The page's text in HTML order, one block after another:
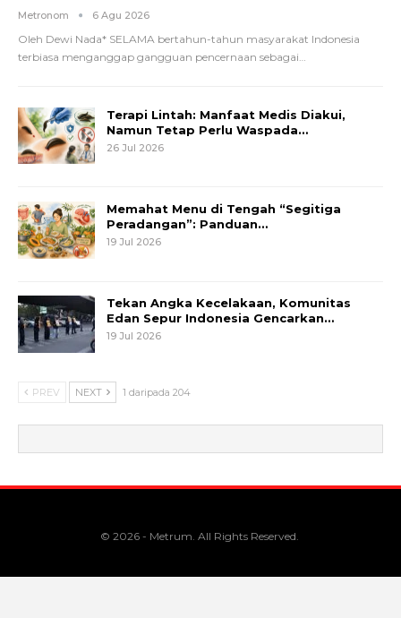
Metronom 6 Agu 2026
Oleh Dewi Nada* SELAMA bertahun-tahun masyarakat Indonesia
terbiasa menganggap gangguan pencernaan sebagai
Terapi Lintah: Manfaat Medis Diakui,
Namun Tetap Perlu Waspada…
26 Jul 2026
Memahat Menu di Tengah “Segitiga
Peradangan”: Panduan…
19 Jul 2026
Tekan Angka Kecelakaan, Komunitas
Edan Sepur Indonesia Gencarkan…
19 Jul 2026
PREV NEXT 1 daripada 204
© 2026 - Metrum. All Rights Reserved.